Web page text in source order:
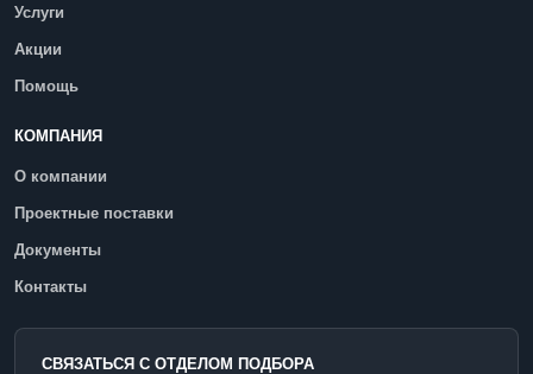
Услуги
Акции
Помощь
КОМПАНИЯ
О компании
Проектные поставки
Документы
Контакты
СВЯЗАТЬСЯ С ОТДЕЛОМ ПОДБОРА